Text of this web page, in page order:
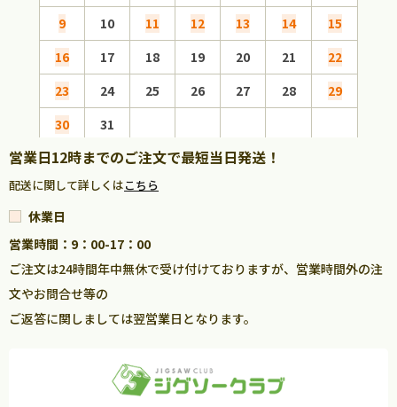
9
10 11 12 13 14
15
16
17 18 19 20 21
22
23
24 25 26 27 28
29
30
31
営業日12時までのご注文で最短当日発送！
配送に関して詳しくはこちら
休業日
営業時間：9：00-17：00
ご注文は24時間年中無休で受け付けておりますが、営業時間外の注
文やお問合せ等の
ご返答に関しましては翌営業日となります。